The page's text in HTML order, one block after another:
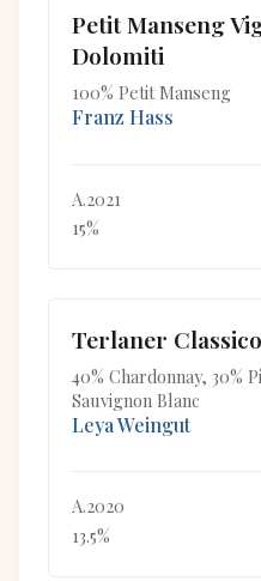
Petit Manseng
Dolomiti
100% Petit Manseng
Franz Hass
A.2021
15%
Terlaner
40% Chardonnay, 30%
Sauvignon Blanc
Leya Weingut
A.2020
13.5%